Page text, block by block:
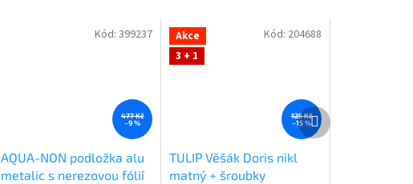
477 Kč
–9 %
AQUA-NON podložka alu
metalic s nerezovou fólií
Kód:399237
Akce
3 + 1
125 Kč
–15 %
TULIP Věšák Doris nikl
matný + šroubky
Kód: 204688
Další
produkt